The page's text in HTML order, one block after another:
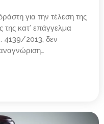
για την τέλεση της
της κατ’ επάγγελµα
4139/2013, δεν